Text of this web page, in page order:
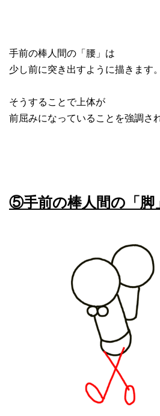
手前の棒人間の「腰」は
少し前に突き出すように描きます。
そうすることで上体が
前屈みになっていることを強調さ
⑤手前の棒人間の「脚